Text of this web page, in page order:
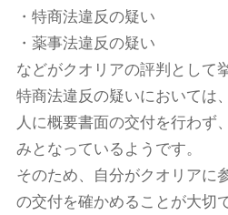
・特商法違反の疑い
・薬事法違反の疑い
などがクオリアの評判として
特商法違反の疑いにおいては
人に概要書面の交付を行わず
みとなっているようです。
そのため、自分がクオリアに
の交付を確かめることが大切